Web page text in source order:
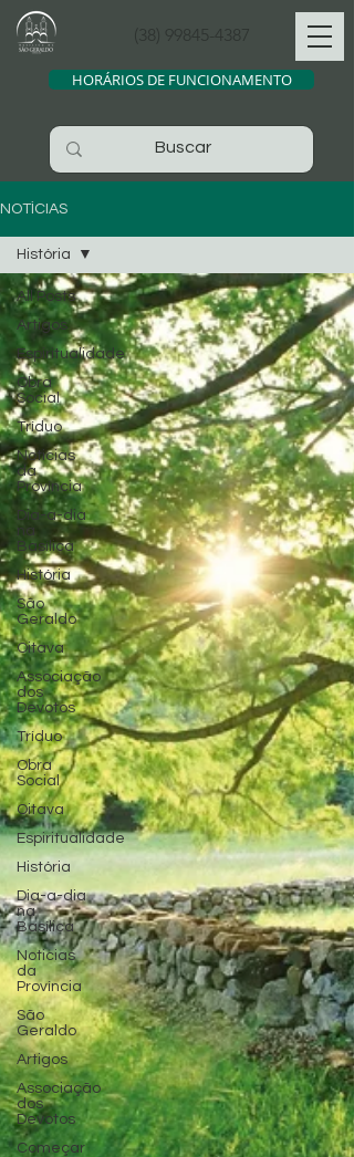
(38) 99845-4387
HORÁRIOS DE FUNCIONAMENTO
NOTÍCIAS
All Posts
Artigos
Espiritualidade
Obra
Social
Tríduo
Noticias
da
Província
Dia-a-dia
na
Basílica
História
São
Geraldo
Oitava
Associação
dos
Devotos
Tríduo
Obra
Social
Oitava
Espiritualidade
História
Dia-a-dia
na
Basílica
Noticias
da
Província
São
Geraldo
Artigos
Associação
dos
Devotos
Começar
História